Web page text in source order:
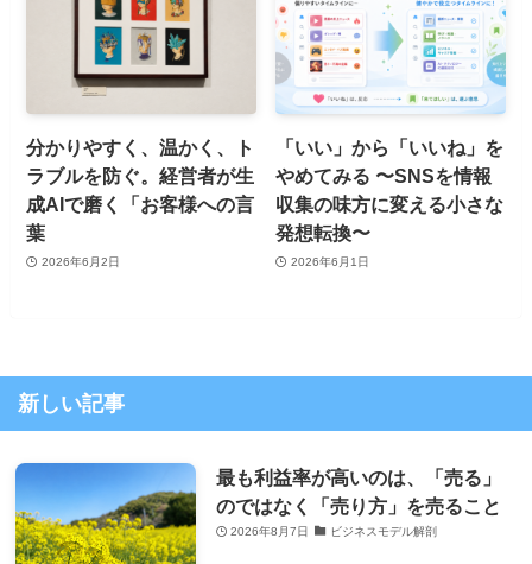
分かりやすく、温かく、ト
ラブルを防ぐ。経営者が生
成AIで磨く「お客様への言
葉
2026年6月2日
「いい」から「いいね」を
やめてみる 〜SNSを情報
収集の味方に変える小さな
発想転換〜
2026年6月1日
新しい記事
最も利益率が高いのは、「売る」
のではなく「売り方」を売ること
2026年8月7日 ビジネスモデル解剖